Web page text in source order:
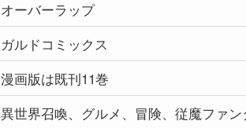
オーバーラップ
ガルドコミックス
漫画版は既刊11巻
異世界召喚、グルメ、冒険、従魔ファン